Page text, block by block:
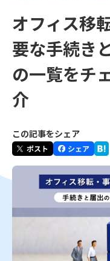
オフィス移
要な手続き
の一覧をチ
介
この記事をシェア